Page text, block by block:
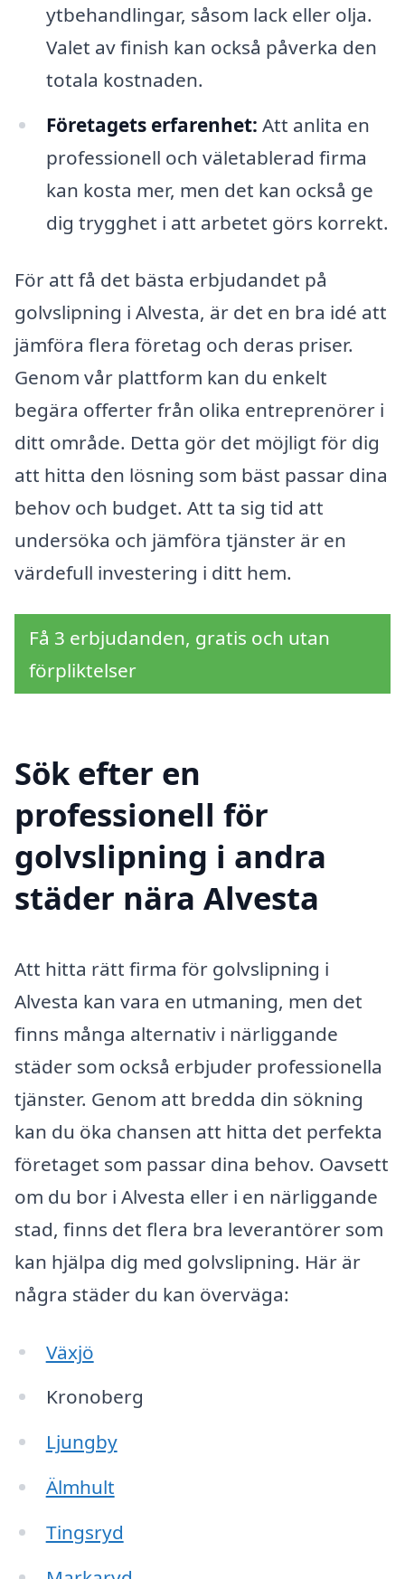
ytbehandlingar, såsom lack eller olja.
Valet av finish kan också påverka den
totala kostnaden.
Företagets erfarenhet: Att anlita en
professionell och väletablerad firma
kan kosta mer, men det kan också ge
dig trygghet i att arbetet görs korrekt.
För att få det bästa erbjudandet på
golvslipning i Alvesta, är det en bra idé att
jämföra flera företag och deras priser.
Genom vår plattform kan du enkelt
begära offerter från olika entreprenörer i
ditt område. Detta gör det möjligt för dig
att hitta den lösning som bäst passar dina
behov och budget. Att ta sig tid att
undersöka och jämföra tjänster är en
värdefull investering i ditt hem.
Få 3 erbjudanden, gratis och utan
förpliktelser
Sök efter en
professionell för
golvslipning i andra
städer nära Alvesta
Att hitta rätt firma för golvslipning i
Alvesta kan vara en utmaning, men det
finns många alternativ i närliggande
städer som också erbjuder professionella
tjänster. Genom att bredda din sökning
kan du öka chansen att hitta det perfekta
företaget som passar dina behov. Oavsett
om du bor i Alvesta eller i en närliggande
stad, finns det flera bra leverantörer som
kan hjälpa dig med golvslipning. Här är
några städer du kan överväga:
Växjö
Kronoberg
Ljungby
Älmhult
Tingsryd